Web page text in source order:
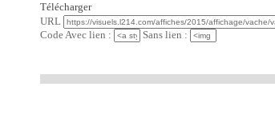
Télécharger
URL
Code Avec lien :
Sans lien :